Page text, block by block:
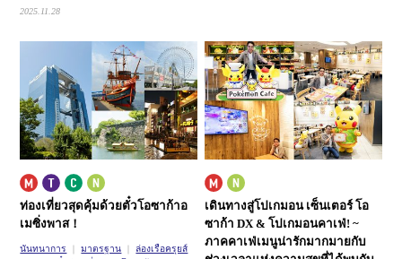
2025.11.28
ท่องเที่ยวสุดคุ้มด้วยตั๋วโอซาก้าอ
เมซิ่งพาส！
นันทนาการ มาตรฐาน
ล่องเรือครุยส์
เดินทางสู่โปเกมอน เซ็นเตอร์ โอ
ซาก้า DX & โปเกมอนคาเฟ่! ~
ภาคคาเฟ่เมนูน่ารักมากมายกับ